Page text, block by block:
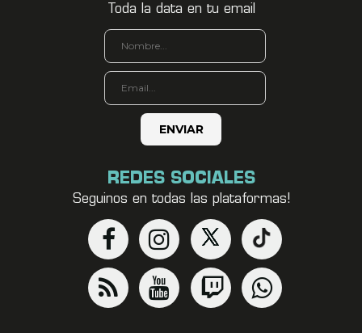
Toda la data en tu email
REDES SOCIALES
Seguinos en todas las plataformas!